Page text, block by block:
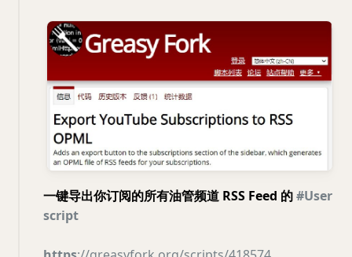
一键导出你订阅的所有油管频道 RSS Feed 的#User
script